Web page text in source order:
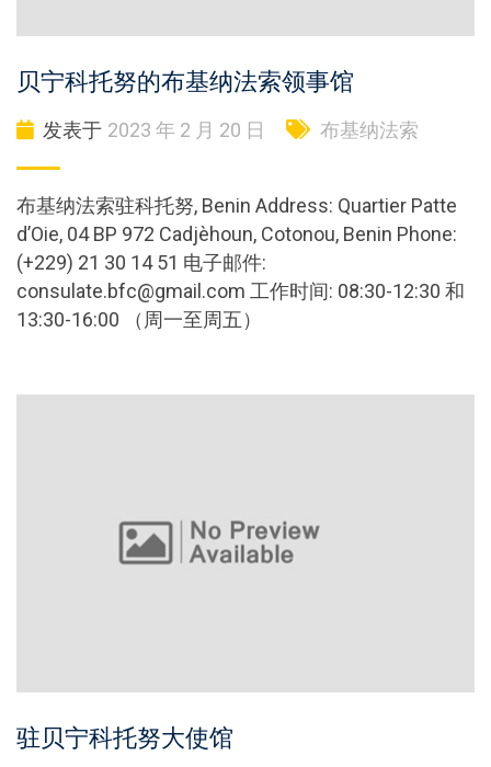
贝宁科托努的布基纳法索领事馆
发表于 2023 年 2 月 20 日 布基纳法索
布基纳法索驻科托努, Benin Address: Quartier Patte
d’Oie, 04 BP 972 Cadjèhoun, Cotonou, Benin Phone:
(+229) 21 30 14 51 电子邮件:
consulate.bfc@gmail.com 工作时间: 08:30-12:30 和
13:30-16:00 （周一至周五）
驻贝宁科托努大使馆